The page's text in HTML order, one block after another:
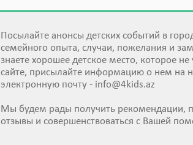
Посылайте анонсы детских событий в
семейного опыта, случаи, пожелания и
знаете хорошее детское место, которое не
сайте, присылайте информацию о нем на
электронную почту - info@4kids.az
Мы будем рады получить рекомендации,
отзывы и совершенствоваться с Вашей